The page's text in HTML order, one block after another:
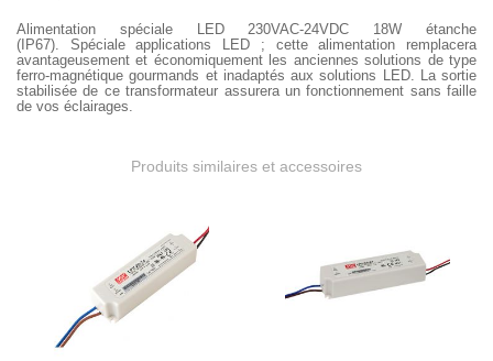
Alimentation spéciale LED 230VAC-24VDC 18W étanche
(IP67). Spéciale applications LED ; cette alimentation remplacera
avantageusement et économiquement les anciennes solutions de type
ferro-magnétique gourmands et inadaptés aux solutions LED. La sortie
stabilisée de ce transformateur assurera un fonctionnement sans faille
de vos éclairages.
Produits similaires et accessoires